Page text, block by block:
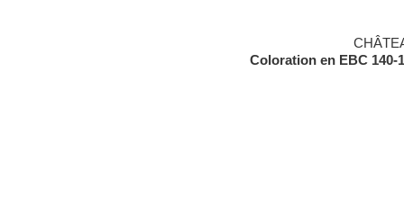
Coloration en EBC 140-